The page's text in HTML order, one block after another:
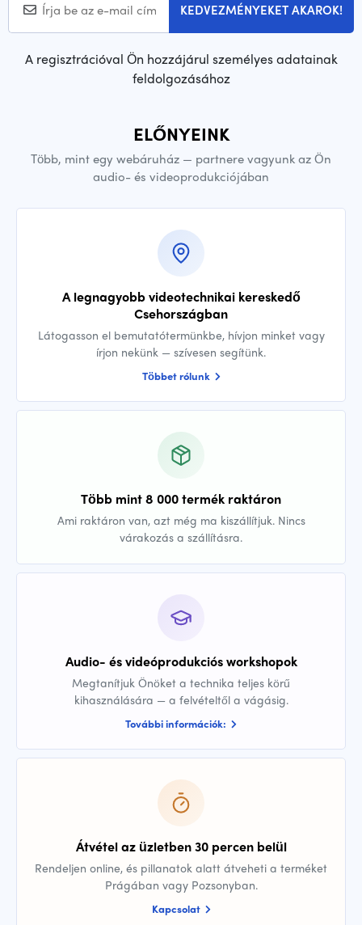
KEDVEZMÉNYEKET AKAROK!
A regisztrációval Ön hozzájárul személyes adatainak
feldolgozásához
ELŐNYEINK
Több, mint egy webáruház — partnere vagyunk az Ön
audio- és videoprodukciójában
A legnagyobb videotechnikai kereskedő
Csehországban
Látogasson el bemutatótermünkbe, hívjon minket vagy
írjon nekünk — szívesen segítünk.
Többet rólunk
Több mint 8 000 termék raktáron
Ami raktáron van, azt még ma kiszállítjuk. Nincs
várakozás a szállításra.
Audio- és videóprodukciós workshopok
Megtanítjuk Önöket a technika teljes körű
kihasználására — a felvételtől a vágásig.
További információk:
Átvétel az üzletben 30 percen belül
Rendeljen online, és pillanatok alatt átveheti a terméket
Prágában vagy Pozsonyban.
Kapcsolat